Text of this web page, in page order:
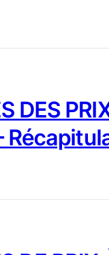
DES